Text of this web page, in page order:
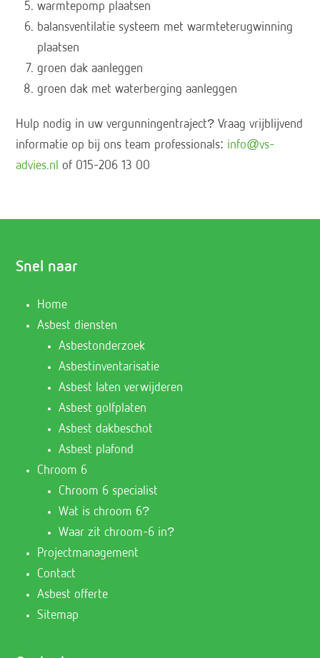
warmtepomp plaatsen
balansventilatie systeem met warmteterugwinning
plaatsen
groen dak aanleggen
groen dak met waterberging aanleggen
Hulp nodig in uw vergunningentraject? Vraag vrijblijvend
informatie op bij ons team professionals: info@vs-
advies.nl
of 015-206 13 00
Snel naar
Home
Asbest diensten
Asbestonderzoek
Asbestinventarisatie
Asbest laten verwijderen
Asbest golfplaten
Asbest dakbeschot
Asbest plafond
Chroom 6
Chroom 6 specialist
Wat is chroom 6?
Waar zit chroom-6 in?
Projectmanagement
Contact
Asbest offerte
Sitemap